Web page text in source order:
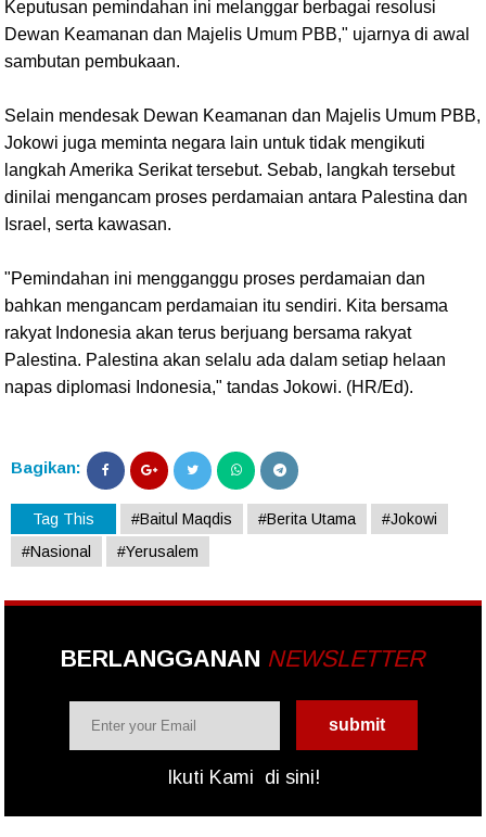
Keputusan pemindahan ini melanggar berbagai resolusi
Dewan Keamanan dan Majelis Umum PBB," ujarnya di awal
sambutan pembukaan.
Selain mendesak Dewan Keamanan dan Majelis Umum PBB,
Jokowi juga meminta negara lain untuk tidak mengikuti
langkah Amerika Serikat tersebut. Sebab, langkah tersebut
dinilai mengancam proses perdamaian antara Palestina dan
Israel, serta kawasan.
"Pemindahan ini mengganggu proses perdamaian dan
bahkan mengancam perdamaian itu sendiri. Kita bersama
rakyat Indonesia akan terus berjuang bersama rakyat
Palestina. Palestina akan selalu ada dalam setiap helaan
napas diplomasi Indonesia," tandas Jokowi. (HR/Ed).
Bagikan:
Tag This #Baitul Maqdis #Berita Utama
#Jokowi
#Nasional
#Yerusalem
BERLANGGANAN NEWSLETTER
Ikuti Kami di sini!